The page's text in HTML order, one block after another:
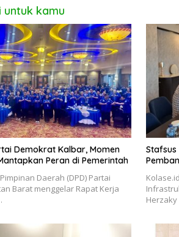
untuk kamu
Demokrat Kalbar, Momen
Peran di Pemerintah
Daerah (DPD) Partai
Barat menggelar Rapat Kerja
Stafsus